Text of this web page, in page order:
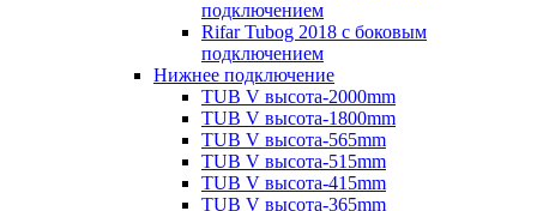
подключением
Rifar Tubog 2018 с боковым
подключением
Нижнее подключение
TUB V высота-2000mm
TUB V высота-1800mm
TUB V высота-565mm
TUB V высота-515mm
TUB V высота-415mm
TUB V высота-365mm